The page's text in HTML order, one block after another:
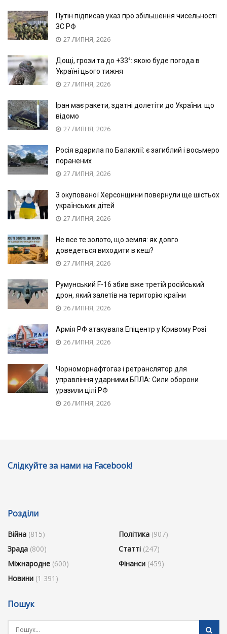
Путін підписав указ про збільшення чисельності
ЗС РФ
27 ЛИПНЯ, 2026
Дощі, грози та до +33°: якою буде погода в
Україні цього тижня
27 ЛИПНЯ, 2026
Іран має ракети, здатні долетіти до України: що
відомо
27 ЛИПНЯ, 2026
Росія вдарила по Балаклії: є загиблий і восьмеро
поранених
27 ЛИПНЯ, 2026
З окупованої Херсонщини повернули ще шістьох
українських дітей
27 ЛИПНЯ, 2026
Не все те золото, що земля: як довго
доведеться виходити в кеш?
27 ЛИПНЯ, 2026
Румунський F-16 збив вже третій російський
дрон, який залетів на територію країни
26 ЛИПНЯ, 2026
Армія РФ атакувала Епіцентр у Кривому Розі
26 ЛИПНЯ, 2026
Чорноморнафтогаз і ретранслятор для
управління ударними БПЛА: Сили оборони
уразили цілі РФ
26 ЛИПНЯ, 2026
Слідкуйте за нами на Facebook!
Розділи
Війна (815)
Зрада (800)
Міжнародне (600)
Новини (1 391)
Політика (907)
Статті (247)
Фінанси (459)
Пошук